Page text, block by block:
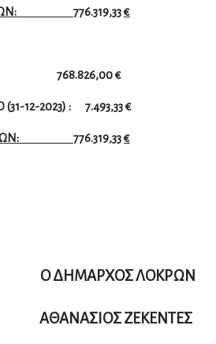
776.319,33€
768.826,00€
12-2023) : 7.493,33€
776.319,33€
Ο ΔΗΜΑΡΧΟΣ ΛΟΚΡΩΝ
ΑΘΑΝΑΣΙΟΣ ΖΕΚΕΝΤΕΣ